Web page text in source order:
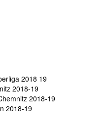
2018 19
2018-19
2018-19
2018-19